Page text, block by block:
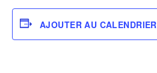
AJOUTER AU CALENDRIER